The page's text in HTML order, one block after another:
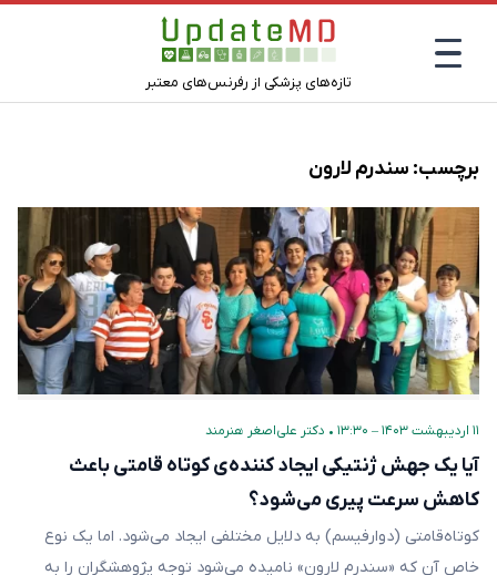
تازه‌های پزشکی از رفرنس‌های معتبر
برچسب: سندرم لارون
۱۱ اردیبهشت ۱۴۰۳ – ۱۳:۳۰ • دکتر علی‌اصغر هنرمند
آیا یک جهش ژنتیکی ایجاد کننده‌ی کوتاه قامتی باعث
کاهش سرعت پیری می‌شود؟
کوتاه‌قامتی (دوارفیسم) به دلایل مختلفی ایجاد می‌شود. اما یک نوع
خاص آن که «سندرم لارون» نامیده می‌شود توجه پژوهشگران را به